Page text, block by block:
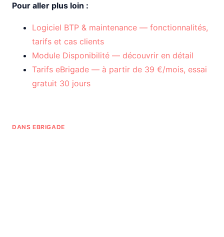
Pour aller plus loin :
Logiciel BTP & maintenance — fonctionnalités,
tarifs et cas clients
Module Disponibilité — découvrir en détail
Tarifs eBrigade — à partir de 39 €/mois, essai
gratuit 30 jours
DANS EBRIGADE